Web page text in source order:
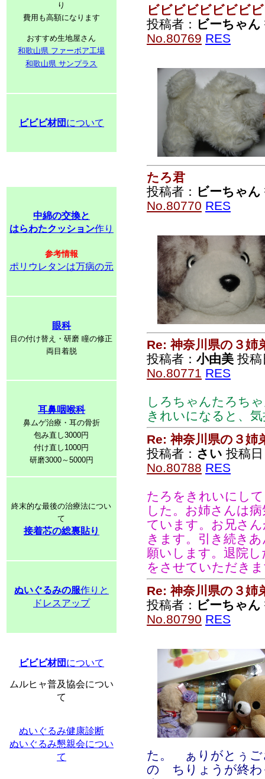
り
費用も高額になります
おすすめ生地屋さん
和歌山県 ファーボア工場
和歌山県 サンプラス
ビビビ材団 について
中綿の交換と
はらわたクッション作り
参考情報
ポリウレタンは万病の元
眼科
目の付け替え・研磨 瞳の修正
両目着脱
耳鼻咽喉科
鼻ムゲ治療・耳の骨折
包み直し3000円
付け直し1000円
研磨3000～5000円
終末的な最後の治療法につい
て
接着芯の総裏貼り
ぬいぐるみの服作りと
ドレスアップ
ビビビ材団 について
ムルヒャ普及協会につい
て
ぬいぐるみ健康診断
ぬいぐるみ懇親会につい
て
ビビビビビビビビ
投稿者： ビーちゃん
No.80769 RES
たろ君
投稿者： ビーちゃん
No.80770 RES
Re: 神奈川県の３姉
投稿者： 小由美 投
No.80771 RES
しろちゃんたろち
きれいになると、
Re: 神奈川県の３姉
投稿者： さい 投稿
No.80788 RES
たろをきれいにし
した。お姉さんは
ています。お兄さ
きます。引き続き
願いします。退院
をさせていただき
Re: 神奈川県の３姉
投稿者： ビーちゃん
No.80790 RES
た。 ぁりがとぅ
の ちりょうが終